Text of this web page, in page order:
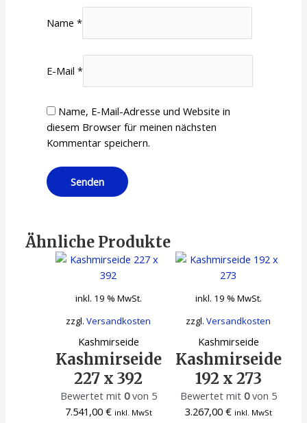
Name*
E-Mail*
Name, E-Mail-Adresse und Website in
diesem Browser für meinen nächsten
Kommentar speichern.
Ähnliche Produkte
inkl. 19 % MwSt.
zzgl.Versandkosten
Kashmirseide
Kashmirseide
227 x 392
Bewertet mit 0von 5
7.541,00 € inkl. MwSt
inkl. 19 % MwSt.
zzgl.Versandkosten
Kashmirseide
Kashmirseide
192 x 273
Bewertet mit 0von 5
3.267,00 € inkl. MwSt